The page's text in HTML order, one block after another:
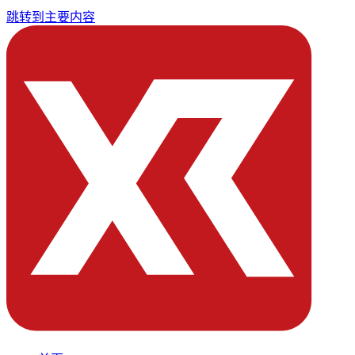
跳转到主要内容